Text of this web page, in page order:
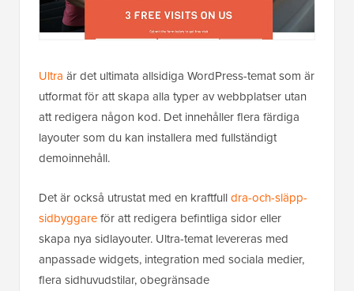
Ultra är det ultimata allsidiga WordPress-temat som är
utformat för att skapa alla typer av webbplatser utan
att redigera någon kod. Det innehåller flera färdiga
layouter som du kan installera med fullständigt
demoinnehåll.
Det är också utrustat med en kraftfulldra-och-släpp-
sidbyggareför att redigera befintliga sidor eller
skapa nya sidlayouter. Ultra-temat levereras med
anpassade widgets, integration med sociala medier,
flera sidhuvudstilar, obegränsade